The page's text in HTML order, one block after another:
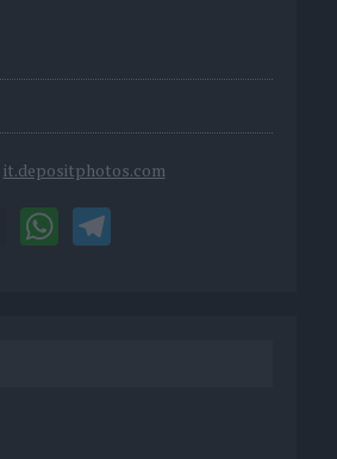
it.depositphotos.com